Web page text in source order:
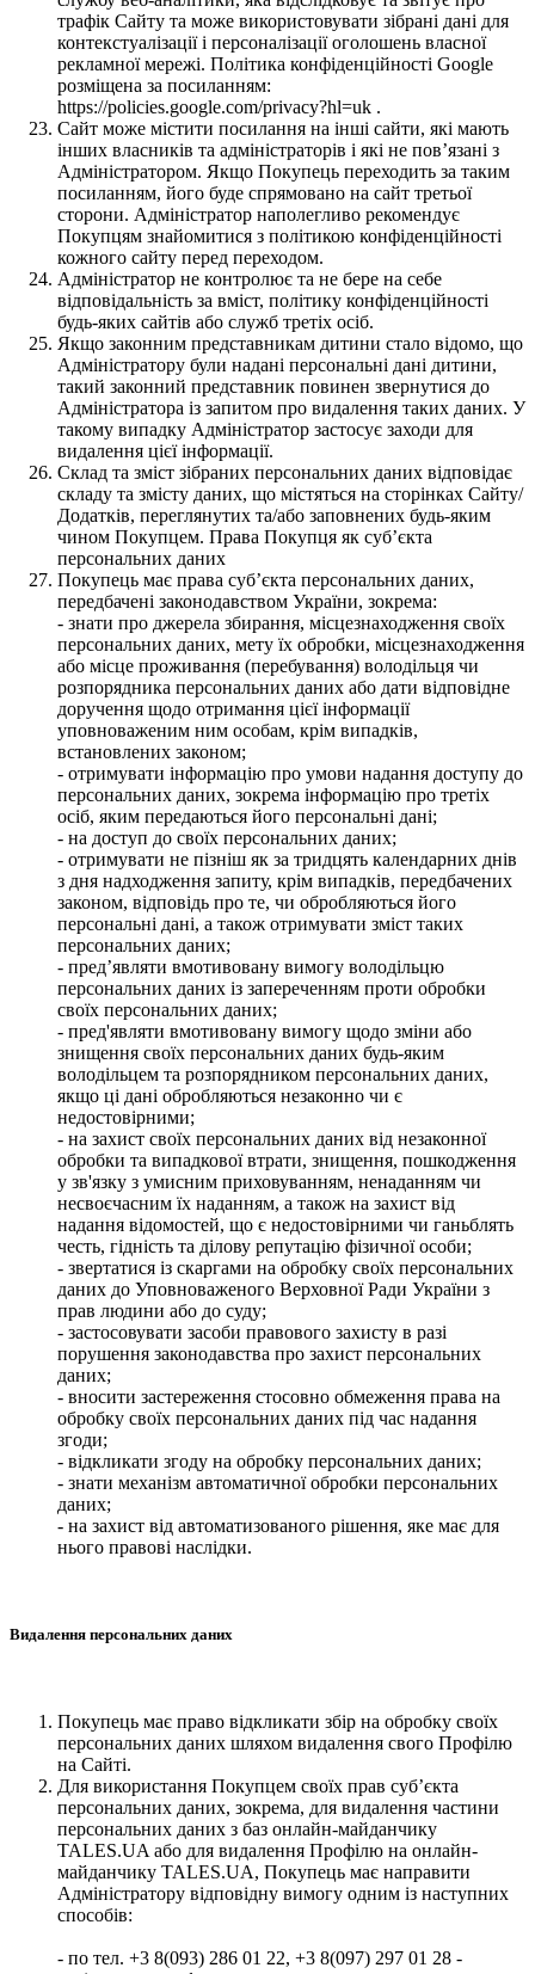
трафік Сайту та може використовувати зібрані дані для
контекстуалізації і персоналізації оголошень власної
рекламної мережі. Політика конфіденційності Google
розміщена за посиланням:
https://policies.google.com/privacy?hl=uk .
Сайт може містити посилання на інші сайти, які мають
інших власників та адміністраторів і які не пов’язані з
Адміністратором. Якщо Покупець переходить за таким
посиланням, його буде спрямовано на сайт третьої
сторони. Адміністратор наполегливо рекомендує
Покупцям знайомитися з політикою конфіденційності
кожного сайту перед переходом.
Адміністратор не контролює та не бере на себе
відповідальність за вміст, політику конфіденційності
будь-яких сайтів або служб третіх осіб.
Якщо законним представникам дитини стало відомо, що
Адміністратору були надані персональні дані дитини,
такий законний представник повинен звернутися до
Адміністратора із запитом про видалення таких даних. У
такому випадку Адміністратор застосує заходи для
видалення цієї інформації.
Склад та зміст зібраних персональних даних відповідає
складу та змісту даних, що містяться на сторінках Сайту/
Додатків, переглянутих та/або заповнених будь-яким
чином Покупцем. Права Покупця як суб’єкта
персональних даних
Покупець має права суб’єкта персональних даних,
передбачені законодавством України, зокрема:
- знати про джерела збирання, місцезнаходження своїх
персональних даних, мету їх обробки, місцезнаходження
або місце проживання (перебування) володільця чи
розпорядника персональних даних або дати відповідне
доручення щодо отримання цієї інформації
уповноваженим ним особам, крім випадків,
встановлених законом;
- отримувати інформацію про умови надання доступу до
персональних даних, зокрема інформацію про третіх
осіб, яким передаються його персональні дані;
- на доступ до своїх персональних даних;
- отримувати не пізніш як за тридцять календарних днів
з дня надходження запиту, крім випадків, передбачених
законом, відповідь про те, чи обробляються його
персональні дані, а також отримувати зміст таких
персональних даних;
- пред’являти вмотивовану вимогу володільцю
персональних даних із запереченням проти обробки
своїх персональних даних;
- пред'являти вмотивовану вимогу щодо зміни або
знищення своїх персональних даних будь-яким
володільцем та розпорядником персональних даних,
якщо ці дані обробляються незаконно чи є
недостовірними;
- на захист своїх персональних даних від незаконної
обробки та випадкової втрати, знищення, пошкодження
у зв'язку з умисним приховуванням, ненаданням чи
несвоєчасним їх наданням, а також на захист від
надання відомостей, що є недостовірними чи ганьблять
честь, гідність та ділову репутацію фізичної особи;
- звертатися із скаргами на обробку своїх персональних
даних до Уповноваженого Верховної Ради України з
прав людини або до суду;
- застосовувати засоби правового захисту в разі
порушення законодавства про захист персональних
даних;
- вносити застереження стосовно обмеження права на
обробку своїх персональних даних під час надання
згоди;
- відкликати згоду на обробку персональних даних;
- знати механізм автоматичної обробки персональних
даних;
- на захист від автоматизованого рішення, яке має для
нього правові наслідки.
Видалення персональних даних
Покупець має право відкликати збір на обробку своїх
персональних даних шляхом видалення свого Профілю
на Сайті.
Для використання Покупцем своїх прав суб’єкта
персональних даних, зокрема, для видалення частини
персональних даних з баз онлайн-майданчику
TALES.UA або для видалення Профілю на онлайн-
майданчику TALES.UA, Покупець має направити
Адміністратору відповідну вимогу одним із наступних
способів:
- по тел. +3 8(093) 286 01 22, +3 8(097) 297 01 28 -